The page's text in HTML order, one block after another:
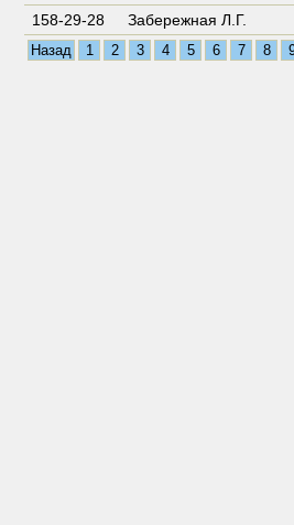
158-29-28
Забережная Л.Г.
Назад 1 2 3 4 5 6 7 8